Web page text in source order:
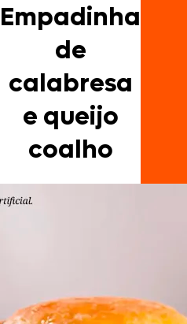
Empadinha
de
calabresa
e queijo
coalho